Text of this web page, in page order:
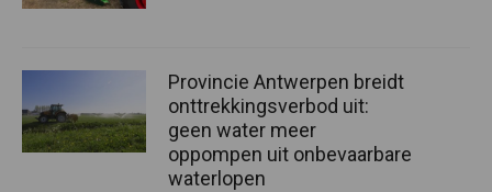
Provincie Antwerpen breidt
onttrekkingsverbod uit:
geen water meer
oppompen uit onbevaarbare
waterlopen